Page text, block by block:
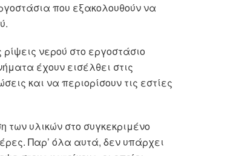
που εξακολουθούν να
νερού στο εργοστάσιο
έχουν εισέλθει στις
και να περιορίσουν τις εστίες
των υλικών στο συγκεκριμένο
Παρ’ όλα αυτά, δεν υπάρχει